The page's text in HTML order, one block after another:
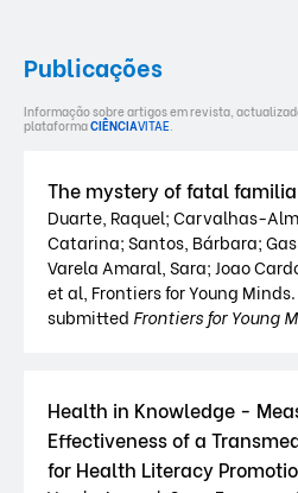
Publicações
Informação sobre artigos em revista,
plataformaCIÊNCIAVITAE.
The mystery of fatal
Duarte, Raquel; Carvalhas-
Catarina; Santos, Bárbara;
Varela Amaral, Sara; Joao
et al, Frontiers for Young Minds.
submitted Frontiers for Young
Health in Knowledge -
Effectiveness of a
for Health Literacy